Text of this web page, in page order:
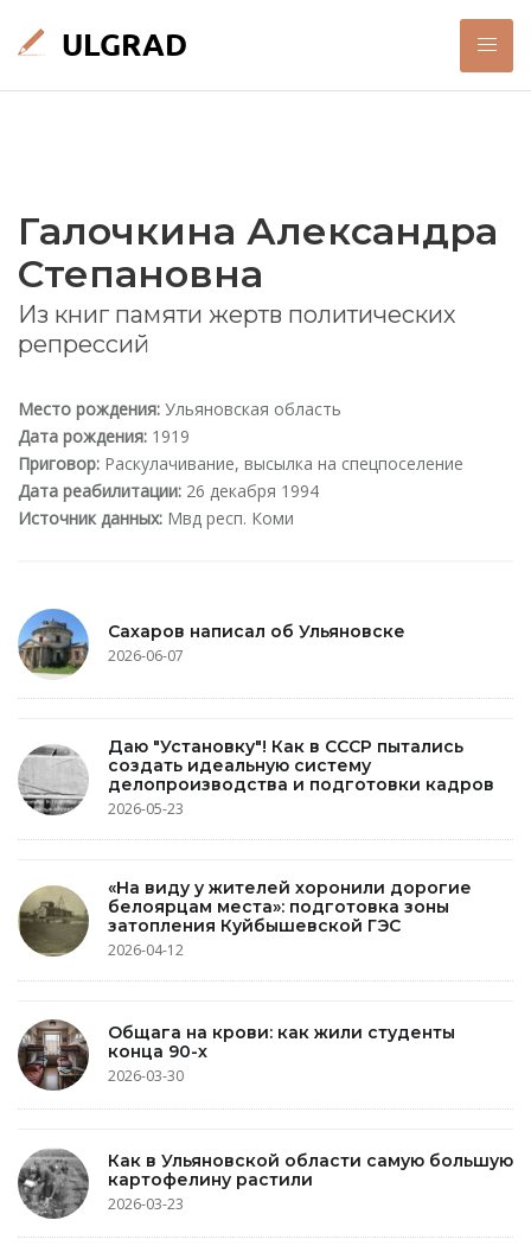
Галочкина Александра
Степановна
Из книг памяти жертв политических
репрессий
Место рождения: Ульяновская область
Дата рождения: 1919
Приговор: Раскулачивание, высылка на спецпоселение
Дата реабилитации: 26 декабря 1994
Источник данных: Мвд респ. Коми
Сахаров написал об Ульяновске
2026-06-07
Даю "Установку"! Как в СССР пытались
создать идеальную систему
делопроизводства и подготовки кадров
2026-05-23
«На виду у жителей хоронили дорогие
белоярцам места»: подготовка зоны
затопления Куйбышевской ГЭС
2026-04-12
Общага на крови: как жили студенты
конца 90-х
2026-03-30
Как в Ульяновской области самую большую
картофелину растили
2026-03-23